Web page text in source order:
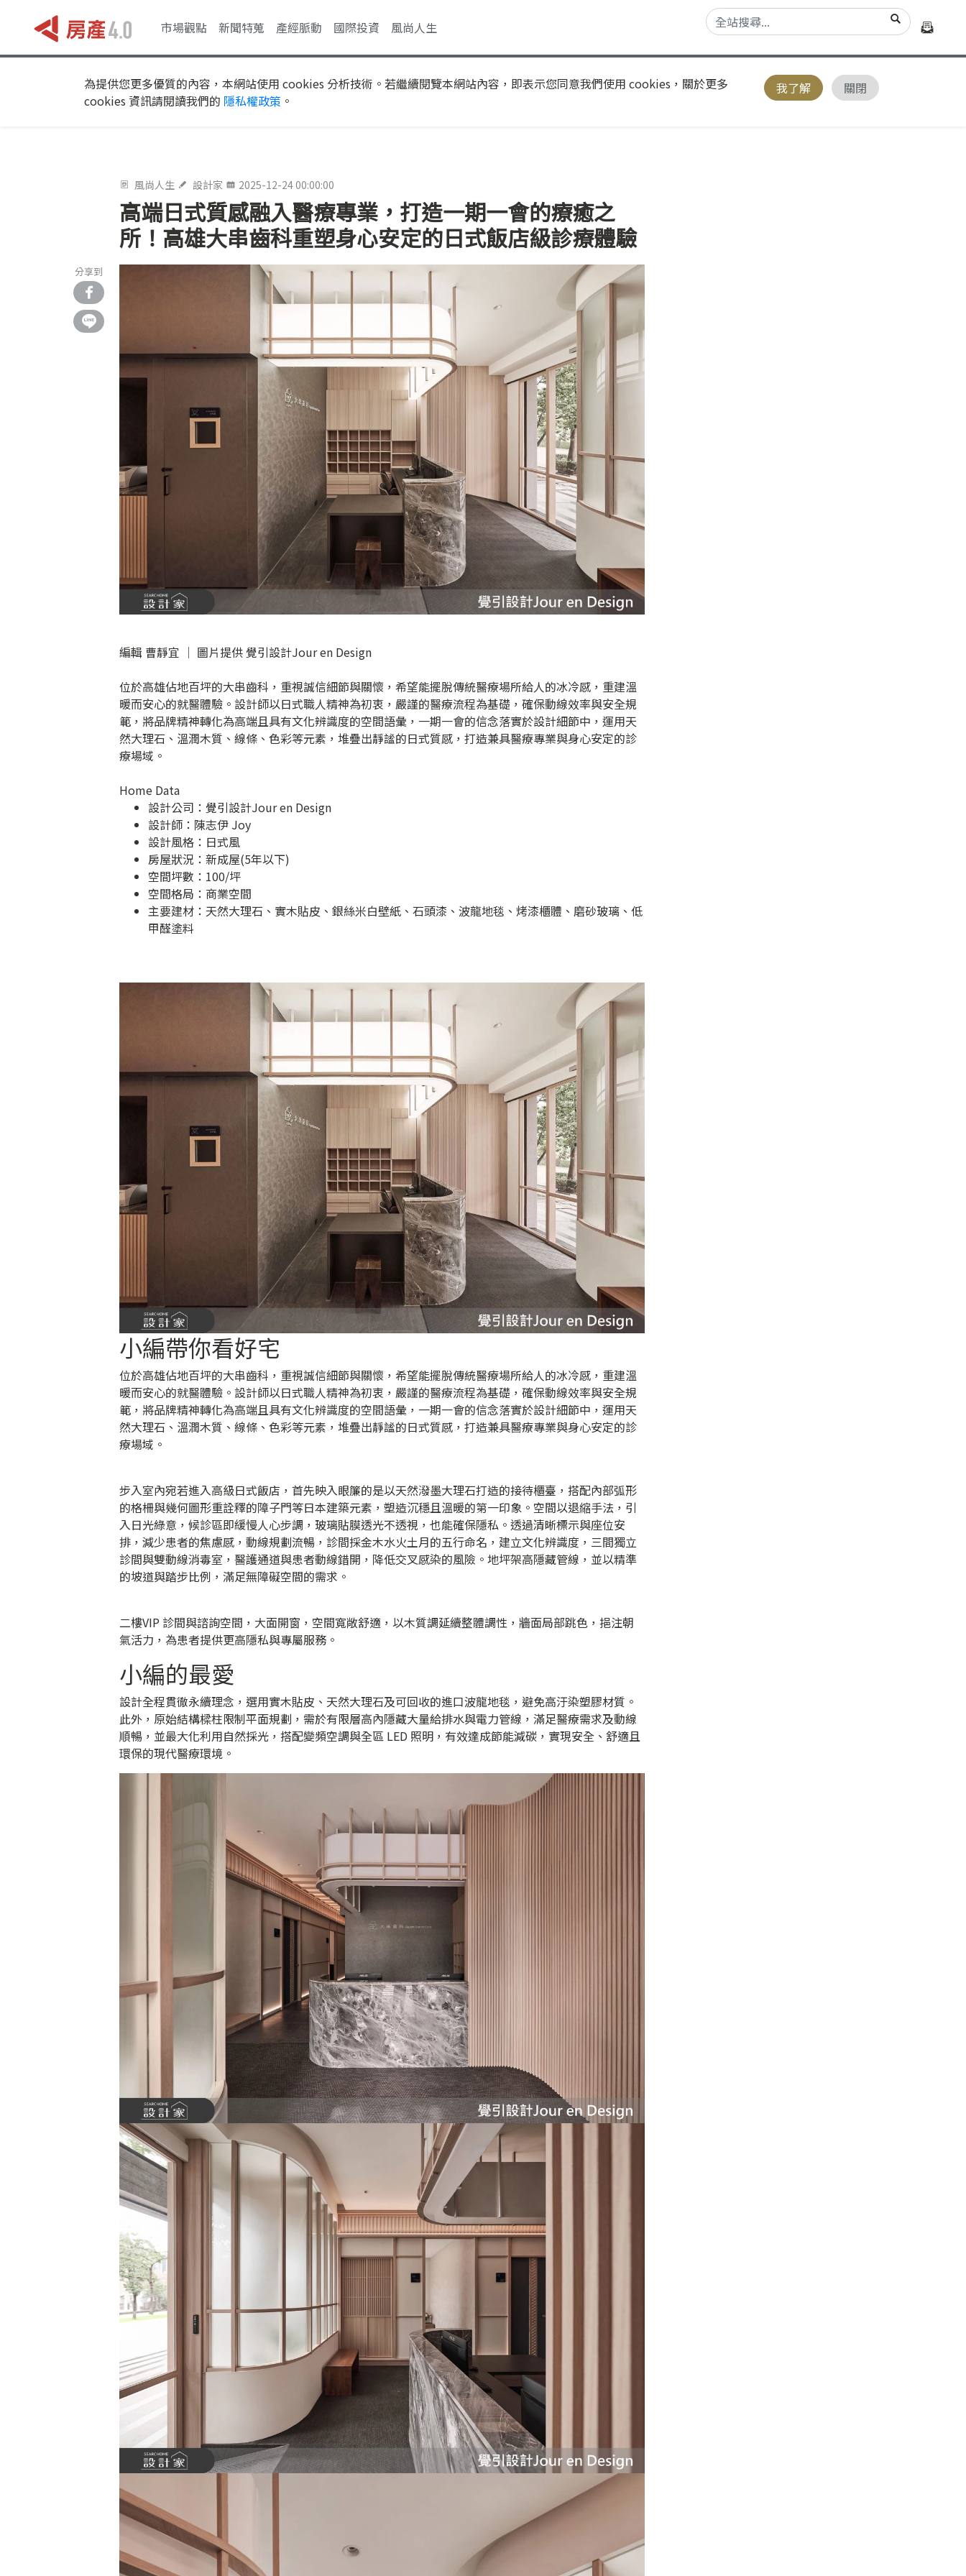
市場觀點 新聞特蒐 產經脈動 國際投資 風尚人生
為提供您更多優質的內容，本網站使用 cookies 分析技術。若繼續閱覽本網站內容，即表示您同意我們使用 cookies，關於更多
cookies 資訊請閱讀我們的 隱私權政策 。
我了解 關閉
風尚人生 設計家 2025-12-24 00:00:00
高端日式質感融入醫療專業，打造一期一會的療癒之
所！高雄大串齒科重塑身心安定的日式飯店級診療體驗
分享到
編輯 曹靜宜 │ 圖片提供 覺引設計Jour en Design
位於高雄佔地百坪的大串齒科，重視誠信細節與關懷，希望能擺脫傳統醫療場所給人的冰冷感，重建溫
暖而安心的就醫體驗。設計師以日式職人精神為初衷，嚴謹的醫療流程為基礎，確保動線效率與安全規
範，將品牌精神轉化為高端且具有文化辨識度的空間語彙，一期一會的信念落實於設計細節中，運用天
然大理石、溫潤木質、線條、色彩等元素，堆疊出靜謐的日式質感，打造兼具醫療專業與身心安定的診
療場域。
Home Data
設計公司： 覺引設計Jour en Design
設計師：陳志伊 Joy
設計風格：日式風
房屋狀況：新成屋(5年以下)
空間坪數：100/坪
空間格局：商業空間
主要建材：天然大理石、實木貼皮、銀絲米白壁紙、石頭漆、波龍地毯、烤漆櫃體、磨砂玻璃、低
甲醛塗料
小編帶你看好宅
位於高雄佔地百坪的大串齒科，重視誠信細節與關懷，希望能擺脫傳統醫療場所給人的冰冷感，重建溫
暖而安心的就醫體驗。設計師以日式職人精神為初衷，嚴謹的醫療流程為基礎，確保動線效率與安全規
範，將品牌精神轉化為高端且具有文化辨識度的空間語彙，一期一會的信念落實於設計細節中，運用天
然大理石、溫潤木質、線條、色彩等元素，堆疊出靜謐的日式質感，打造兼具醫療專業與身心安定的診
療場域。
步入室內宛若進入高級日式飯店，首先映入眼簾的是以天然潑墨大理石打造的接待櫃臺，搭配內部弧形
的格柵與幾何圖形重詮釋的障子門等日本建築元素，塑造沉穩且溫暖的第一印象。空間以退縮手法，引
入日光綠意，候診區即緩慢人心步調，玻璃貼膜透光不透視，也能確保隱私。透過清晰標示與座位安
排，減少患者的焦慮感，動線規劃流暢，診間採金木水火土月的五行命名，建立文化辨識度，三間獨立
診間與雙動線消毒室，醫護通道與患者動線錯開，降低交叉感染的風險。地坪架高隱藏管線，並以精準
的坡道與踏步比例，滿足無障礙空間的需求。
二樓VIP 診間與諮詢空間，大面開窗，空間寬敞舒適，以木質調延續整體調性，牆面局部跳色，挹注朝
氣活力，為患者提供更高隱私與專屬服務。
小編的最愛
設計全程貫徹永續理念，選用實木貼皮、天然大理石及可回收的進口波龍地毯，避免高汙染塑膠材質。
此外，原始結構樑柱限制平面規劃，需於有限層高內隱藏大量給排水與電力管線，滿足醫療需求及動線
順暢，並最大化利用自然採光，搭配變頻空調與全區 LED 照明，有效達成節能減碳，實現安全、舒適且
環保的現代醫療環境。